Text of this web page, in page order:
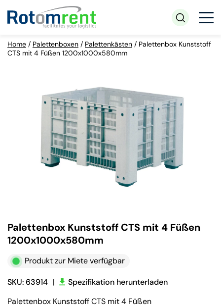
Home / Palettenboxen / Palettenkästen / Palettenbox Kunststoff
CTS mit 4 Füßen 1200x1000x580mm
Palettenbox Kunststoff CTS mit 4 Füßen
1200x1000x580mm
Produkt zur Miete verfügbar
SKU: 63914 |
Spezifikation herunterladen
Palettenbox Kunststoff CTS mit 4 Füßen